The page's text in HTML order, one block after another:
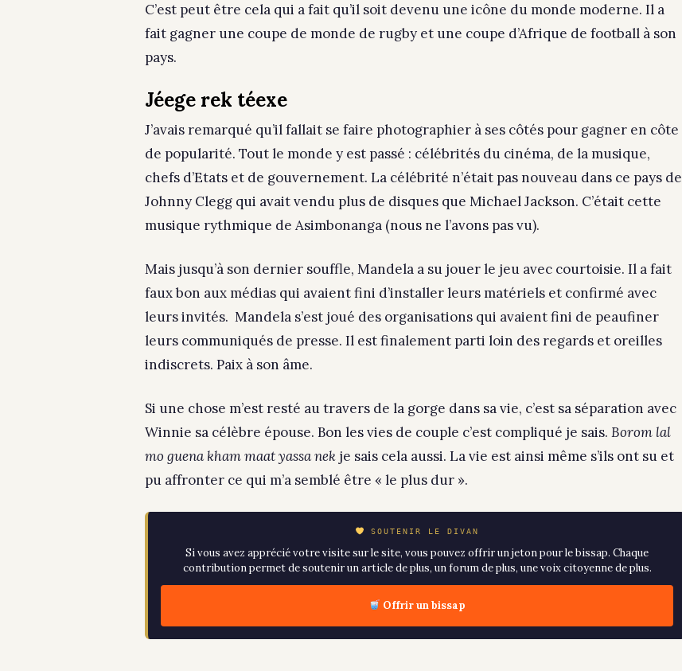
C’est peut être cela qui a fait qu’il soit devenu une icône du monde moderne. Il a
fait gagner une coupe de monde de rugby et une coupe d’Afrique de football à son
pays.
Jéege rek téexe
J’avais remarqué qu’il fallait se faire photographier à ses côtés pour gagner en côte
de popularité. Tout le monde y est passé : célébrités du cinéma, de la musique,
chefs d’Etats et de gouvernement. La célébrité n’était pas nouveau dans ce pays de
Johnny Clegg qui avait vendu plus de disques que Michael Jackson. C’était cette
musique rythmique de Asimbonanga (nous ne l’avons pas vu).
Mais jusqu’à son dernier souffle, Mandela a su jouer le jeu avec courtoisie. Il a fait
faux bon aux médias qui avaient fini d’installer leurs matériels et confirmé avec
leurs invités. Mandela s’est joué des organisations qui avaient fini de peaufiner
leurs communiqués de presse. Il est finalement parti loin des regards et oreilles
indiscrets. Paix à son âme.
Si une chose m’est resté au travers de la gorge dans sa vie, c’est sa séparation avec
Winnie sa célèbre épouse. Bon les vies de couple c’est compliqué je sais. Borom lal
mo guena kham maat yassa nek je sais cela aussi. La vie est ainsi même s’ils ont su et
pu affronter ce qui m’a semblé être « le plus dur ».
SOUTENIR LE DIVAN
Si vous avez apprécié votre visite sur le site, vous pouvez offrir un jeton pour le bissap. Chaque
contribution permet de soutenir un article de plus, un forum de plus, une voix citoyenne de plus.
Offrir un bissap